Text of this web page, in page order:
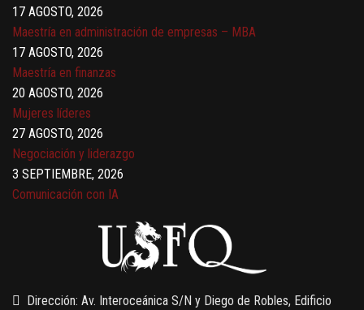
17 AGOSTO, 2026
Maestría en administración de empresas – MBA
17 AGOSTO, 2026
Maestría en finanzas
20 AGOSTO, 2026
Mujeres líderes
27 AGOSTO, 2026
Negociación y liderazgo
3 SEPTIEMBRE, 2026
Comunicación con IA
Gobernanza de datos
13 AGOSTO, 2026
Finanzas para no financieros
Dirección: Av. Interoceánica S/N y Diego de Robles, Edificio